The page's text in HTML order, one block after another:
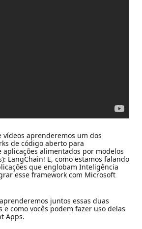
vídeos aprenderemos um dos
de código aberto para
aplicações alimentados por modelos
LangChain! E, como estamos falando
que englobam Inteligência
esse framework com Microsoft
juntos essas duas
como vocês podem fazer uso delas
Apps.